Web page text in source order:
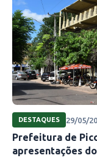
DESTAQUES 29/05/
Prefeitura de
apresentações